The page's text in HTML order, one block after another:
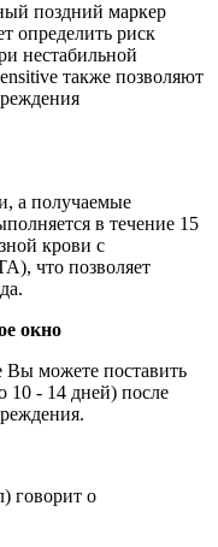
поздний маркер
определить риск
нестабильной
также позволяют
а получаемые
в течение 15
крови с
что позволяет
окно
можете поставить
10 - 14 дней) после
говорит о